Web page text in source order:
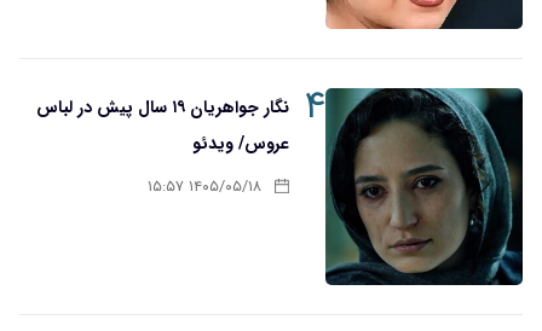
۴
نگار جواهریان ۱۹ سال پیش در لباس
عروس/ ویدئو
۱۴۰۵/۰۵/۱۸ ۱۵:۵۷